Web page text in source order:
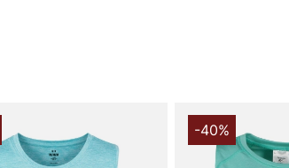
-40%